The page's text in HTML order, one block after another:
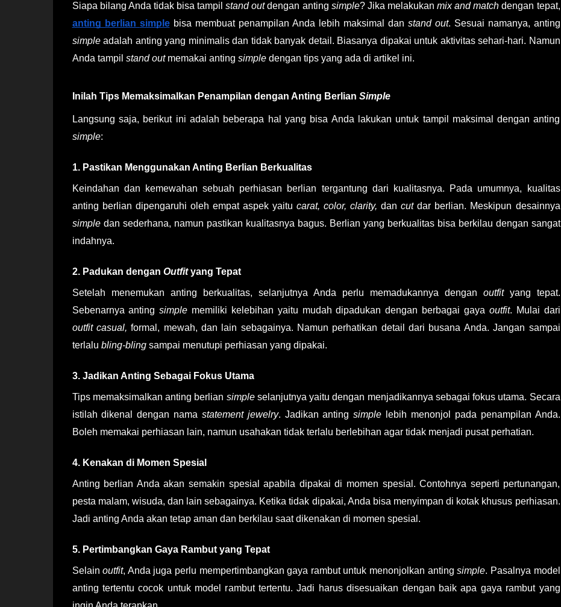
Siapa bilang Anda tidak bisa tampilstand outdengan anting simple? Jika melakukanmix and matchdengan tepat,
anting berlian simple bisa membuat penampilan Anda lebih maksimal dan stand out. Sesuai namanya, anting
simple adalah anting yang minimalis dan tidak banyak detail. Biasanya dipakai untuk aktivitas sehari-hari. Namun
Anda tampil stand out memakai anting simple dengan tips yang ada di artikel ini.
Inilah Tips Memaksimalkan Penampilan dengan Anting Berlian Simple
Langsung saja, berikut ini adalah beberapa hal yang bisa Anda lakukan untuk tampil maksimal dengan anting
simple:
1. Pastikan Menggunakan Anting Berlian Berkualitas
Keindahan dan kemewahan sebuah perhiasan berlian tergantung dari kualitasnya. Pada umumnya, kualitas
anting berlian dipengaruhi oleh empat aspek yaitu carat, color, clarity,dancutdar berlian. Meskipun desainnya
simple dan sederhana, namun pastikan kualitasnya bagus. Berlian yang berkualitas bisa berkilau dengan sangat
indahnya.
2. Padukan dengan Outfityang Tepat
Setelah menemukan anting berkualitas, selanjutnya Anda perlu memadukannya dengan outfit yang tepat.
Sebenarnya antingsimple memiliki kelebihan yaitu mudah dipadukan dengan berbagai gaya outfit. Mulai dari
outfit casual,formal, mewah, dan lain sebagainya. Namun perhatikan detail dari busana Anda. Jangan sampai
terlalu bling-bling sampai menutupi perhiasan yang dipakai.
3. Jadikan Anting Sebagai Fokus Utama
Tips memaksimalkan anting berlian simple selanjutnya yaitu dengan menjadikannya sebagai fokus utama. Secara
istilah dikenal dengan nama statement jewelry. Jadikan antingsimple
lebih menonjol pada penampilan Anda.
Boleh memakai perhiasan lain, namun usahakan tidak terlalu berlebihan agar tidak menjadi pusat perhatian.
4. Kenakan di Momen Spesial
Anting berlian Anda akan semakin spesial apabila dipakai di momen spesial. Contohnya seperti pertunangan,
pesta malam, wisuda, dan lain sebagainya. Ketika tidak dipakai, Anda bisa menyimpan di kotak khusus perhiasan.
Jadi anting Anda akan tetap aman dan berkilau saat dikenakan di momen spesial.
5. Pertimbangkan Gaya Rambut yang Tepat
Selainoutfit, Anda juga perlu mempertimbangkan gaya rambut untuk menonjolkan antingsimple. Pasalnya model
anting tertentu cocok untuk model rambut tertentu. Jadi harus disesuaikan dengan baik apa gaya rambut yang